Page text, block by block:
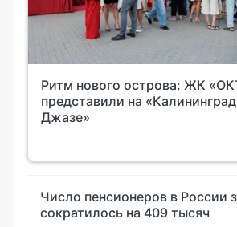
Ритм нового острова: ЖК
представили на
Джазе»
Число пенсионеров в России
сократилось на 409 тысяч